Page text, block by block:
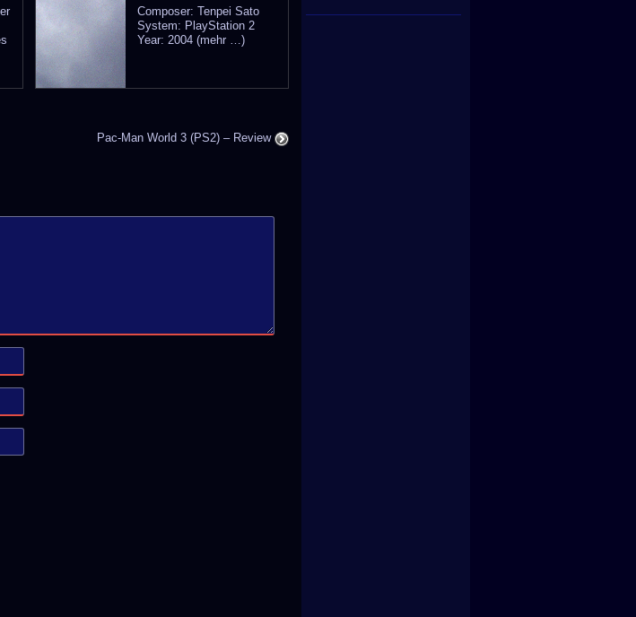
Composer: Tenpei Sato
System: PlayStation 2
Year: 2004 (mehr …)
Pac-Man World 3 (PS2) – Review